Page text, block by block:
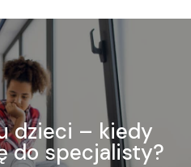
dzieci – kiedy
do specjalisty?